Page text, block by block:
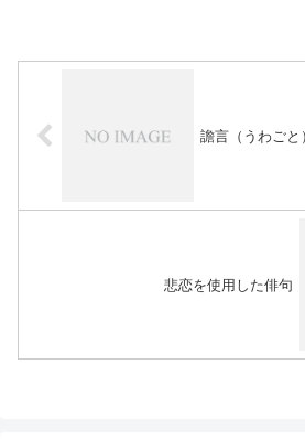
譫言（うわご
悲恋を使用した俳句